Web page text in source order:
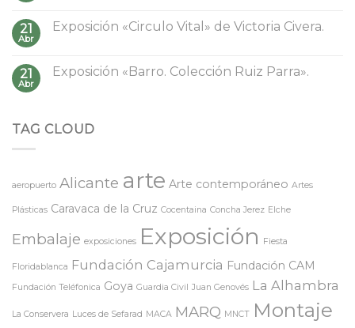
21
Abr
Exposición «Circulo Vital» de Victoria Civera.
21
Abr
Exposición «Barro. Colección Ruiz Parra».
TAG CLOUD
aeropuerto Alicante arte Arte contemporáneo Artes
Plásticas Caravaca de la Cruz Cocentaina Concha Jerez Elche
Embalaje exposiciones Exposición Fiesta
Floridablanca Fundación Cajamurcia Fundación CAM
Fundación Teléfonica Goya Guardia Civil Juan Genovés La Alhambra
La Conservera Luces de Sefarad MACA MARQ MNCT Montaje